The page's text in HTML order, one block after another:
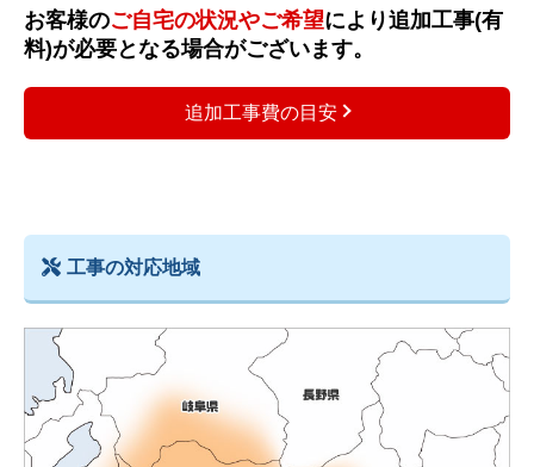
お客様のご自宅の状況やご希望により追加工事(有
料)が必要となる場合がございます。
追加工事費の目安
工事の対応地域